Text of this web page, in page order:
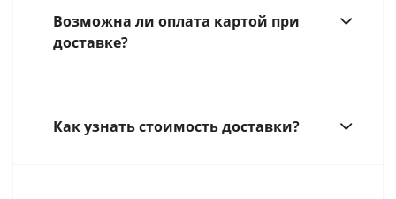
Возможна ли оплата картой при
доставке?
Как узнать стоимость доставки?